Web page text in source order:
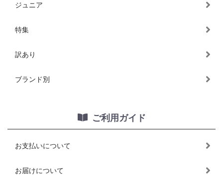
ジュニア
特集
訳あり
ブランド別
ご利用ガイド
お支払いについて
お届けについて